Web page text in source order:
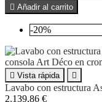
 Añadir al carrito
-20%
 Vista rápida 
Lavabo con estructura
2.139,86 €